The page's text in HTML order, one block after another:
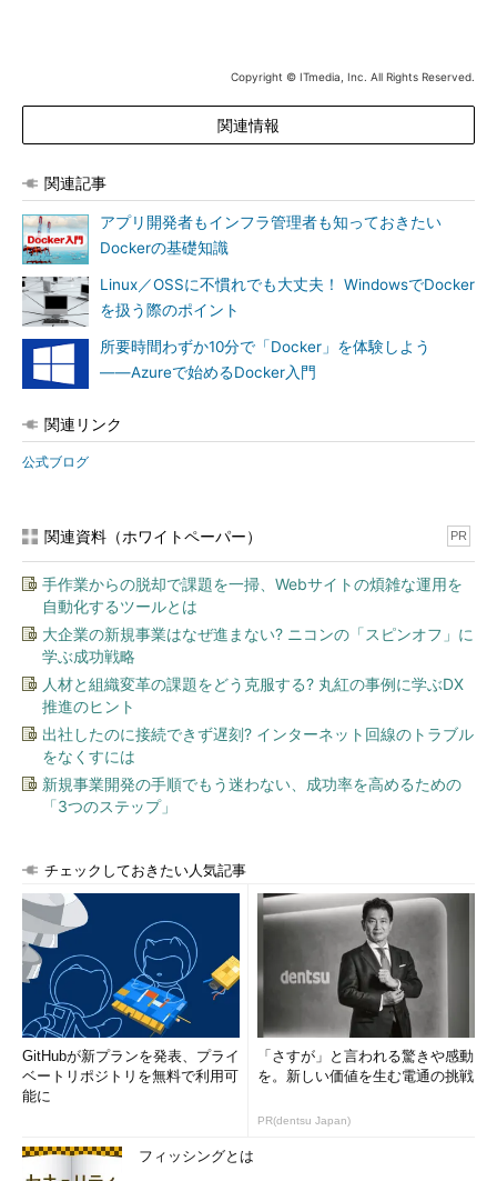
Copyright © ITmedia, Inc. All Rights Reserved.
関連情報
関連記事
アプリ開発者もインフラ管理者も知っておきたい
Dockerの基礎知識
Linux／OSSに不慣れでも大丈夫！ WindowsでDocker
を扱う際のポイント
所要時間わずか10分で「Docker」を体験しよう
――Azureで始めるDocker入門
関連リンク
公式ブログ
関連資料（ホワイトペーパー） PR
手作業からの脱却で課題を一掃、Webサイトの煩雑な運用を
自動化するツールとは
大企業の新規事業はなぜ進まない? ニコンの「スピンオフ」に
学ぶ成功戦略
人材と組織変革の課題をどう克服する? 丸紅の事例に学ぶDX
推進のヒント
出社したのに接続できず遅刻? インターネット回線のトラブル
をなくすには
新規事業開発の手順でもう迷わない、成功率を高めるための
「3つのステップ」
チェックしておきたい人気記事
GitHubが新プランを発表、プライ
ベートリポジトリを無料で利用可
能に
「さすが」と言われる驚きや感動
を。新しい価値を生む電通の挑戦
PR(dentsu Japan)
フィッシングとは